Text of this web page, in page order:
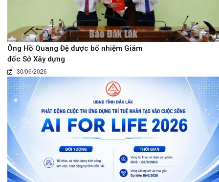
Ông Hồ Quang Đệ được bổ nhiệm Giám
đốc Sở Xây dựng
30/06/2026